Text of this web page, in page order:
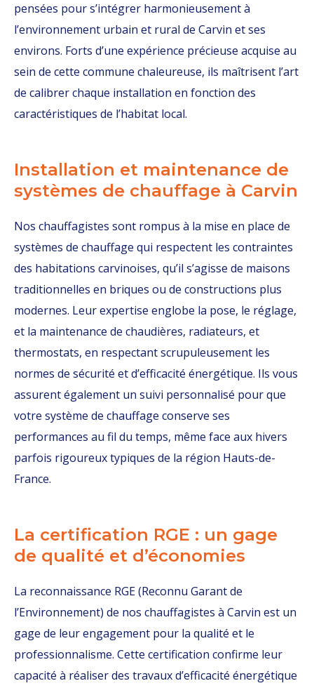
pensées pour s’intégrer harmonieusement à
l’environnement urbain et rural de Carvin et ses
environs. Forts d’une expérience précieuse acquise au
sein de cette commune chaleureuse, ils maîtrisent l’art
de calibrer chaque installation en fonction des
caractéristiques de l’habitat local.
Installation et maintenance de
systèmes de chauffage à Carvin
Nos chauffagistes sont rompus à la mise en place de
systèmes de chauffage qui respectent les contraintes
des habitations carvinoises, qu’il s’agisse de maisons
traditionnelles en briques ou de constructions plus
modernes. Leur expertise englobe la pose, le réglage,
et la maintenance de chaudières, radiateurs, et
thermostats, en respectant scrupuleusement les
normes de sécurité et d’efficacité énergétique. Ils vous
assurent également un suivi personnalisé pour que
votre système de chauffage conserve ses
performances au fil du temps, même face aux hivers
parfois rigoureux typiques de la région Hauts-de-
France.
La certification RGE : un gage
de qualité et d’économies
La reconnaissance RGE (Reconnu Garant de
l’Environnement) de nos chauffagistes à Carvin est un
gage de leur engagement pour la qualité et le
professionnalisme. Cette certification confirme leur
capacité à réaliser des travaux d’efficacité énergétique